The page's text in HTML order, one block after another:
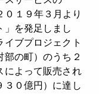
０１９年３月より
」を発足しまし
ブプロジェクト
部の町）のうち２
によって販売され
３０億円）に達し